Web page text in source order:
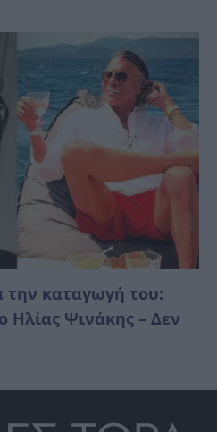
την καταγωγή του:
Ηλίας Ψινάκης – Δεν